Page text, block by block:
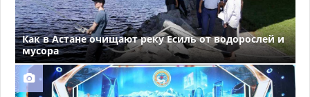
Как в Астане очищают реку Есиль от водорослей и
мусора